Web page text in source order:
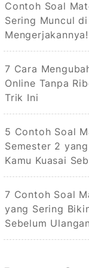
Contoh Soal
Sering Muncul
Mengerjakannya!
7 Cara
Online Tanpa
Trik Ini
5 Contoh Soal
Semester 2
Kamu Kuasai
7 Contoh Soal
yang Sering
Sebelum Ulangan